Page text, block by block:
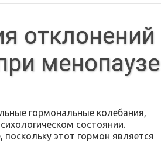
отклонений
менопаузе
гормональные колебания,
состоянии.
этот гормон является